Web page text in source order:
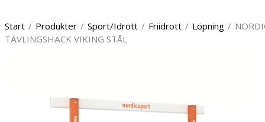
Start / Produkter / Sport/Idrott / Friidrott / Löpning /
TÄVLINGSHÄCK VIKING STÅL